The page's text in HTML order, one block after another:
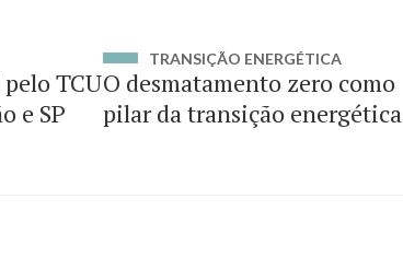
TCU
e SP
TRANSIÇÃO ENERGÉTICA
O desmatamento zero como
pilar da transição energética